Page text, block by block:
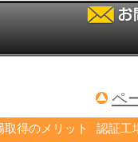
ペ
取得のメリット
認証工